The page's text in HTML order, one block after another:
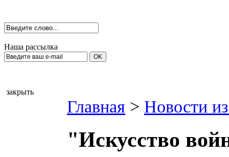
Наша рассылка
закрыть
Главная > Новости
"Искусство